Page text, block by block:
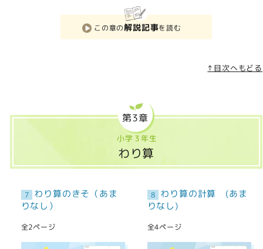
この章の解説記事を読む
↑目次へもどる
第3章
小学３年生
わり算
7 わり算のきそ（あま
りなし）
全2ページ
8 わり算の計算 (あま
りなし)
全4ページ